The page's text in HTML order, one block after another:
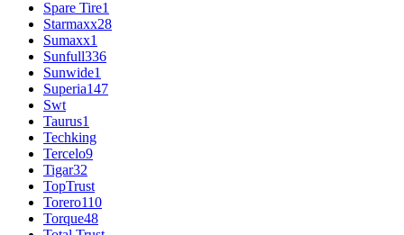
Spare Tire1
Starmaxx28
Sumaxx1
Sunfull336
Sunwide1
Superia147
Swt
Taurus1
Techking
Tercelo9
Tigar32
TopTrust
Torero110
Torque48